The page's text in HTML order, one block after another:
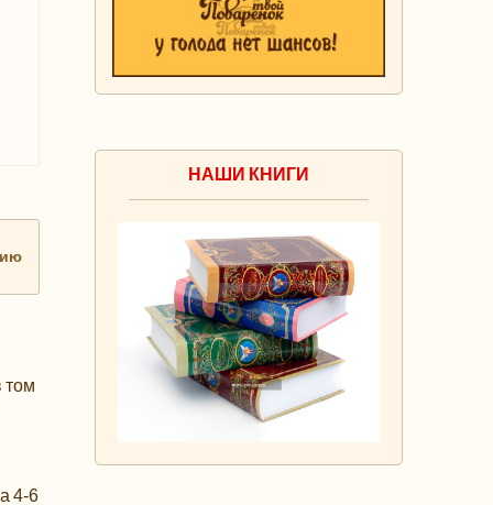
том
4-6
НАШИ КНИГИ